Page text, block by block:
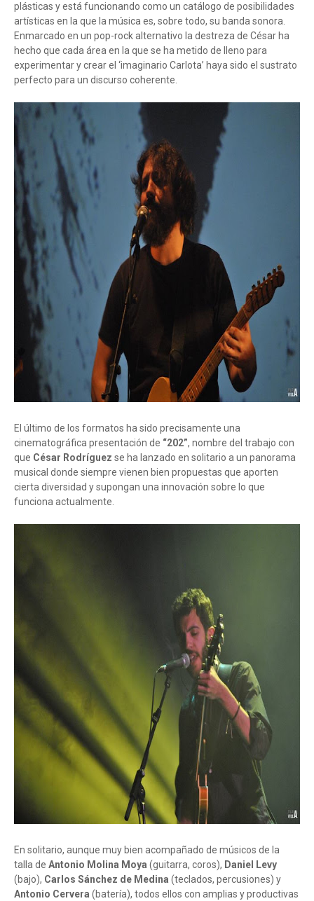
plásticas y está funcionando como un catálogo de posibilidades
artísticas en la que la música es, sobre todo, su banda sonora.
Enmarcado en un pop-rock alternativo la destreza de César ha
hecho que cada área en la que se ha metido de lleno para
experimentar y crear el ‘imaginario Carlota’ haya sido el sustrato
perfecto para un discurso coherente.
El último de los formatos ha sido precisamente una
cinematográfica presentación de “202”, nombre del trabajo con
que César Rodríguez se ha lanzado en solitario a un panorama
musical donde siempre vienen bien propuestas que aporten
cierta diversidad y supongan una innovación sobre lo que
funciona actualmente.
En solitario, aunque muy bien acompañado de músicos de la
talla de Antonio Molina Moya (guitarra, coros), Daniel Levy
(bajo), Carlos Sánchez de Medina (teclados, percusiones) y
Antonio Cervera (batería), todos ellos con amplias y productivas